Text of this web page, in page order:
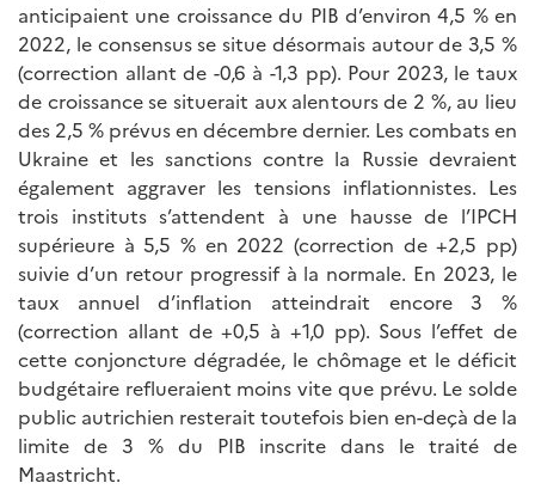
anticipaient une croissance du PIB d’environ 4,5 % en
2022, le consensus se situe désormais autour de 3,5 %
(correction allant de -0,6 à -1,3 pp). Pour 2023, le taux
de croissance se situerait aux alentours de 2 %, au lieu
des 2,5 % prévus en décembre dernier. Les combats en
Ukraine et les sanctions contre la Russie devraient
également aggraver les tensions inflationnistes. Les
trois instituts s’attendent à une hausse de l’IPCH
supérieure à 5,5 % en 2022 (correction de +2,5 pp)
suivie d’un retour progressif à la normale. En 2023, le
taux annuel d’inflation atteindrait encore 3 %
(correction allant de +0,5 à +1,0 pp). Sous l’effet de
cette conjoncture dégradée, le chômage et le déficit
budgétaire reflueraient moins vite que prévu. Le solde
public autrichien resterait toutefois bien en-deçà de la
limite de 3 % du PIB inscrite dans le traité de
Maastricht.